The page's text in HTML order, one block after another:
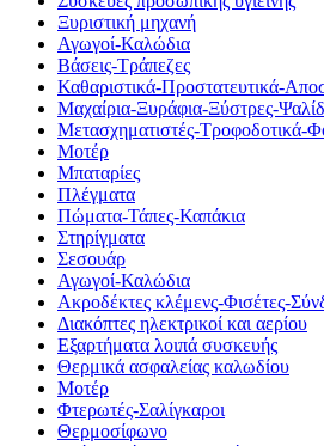
Ξυριστική μηχανή
Αγωγοί-Καλώδια
Βάσεις-Τράπεζες
Καθαριστικά-Προστατευτικά-
Μαχαίρια-Ξυράφια-Ξύστρες-
Μετασχηματιστές-Τροφοδοτικά-
Μοτέρ
Μπαταρίες
Πλέγματα
Πώματα-Τάπες-Καπάκια
Στηρίγματα
Σεσουάρ
Αγωγοί-Καλώδια
Ακροδέκτες κλέμενς-Φισέτες-
Διακόπτες ηλεκτρικοί και αερίου
Εξαρτήματα λοιπά συσκευής
Θερμικά ασφαλείας καλωδίου
Μοτέρ
Φτερωτές-Σαλίγκαροι
Θερμοσίφωνο